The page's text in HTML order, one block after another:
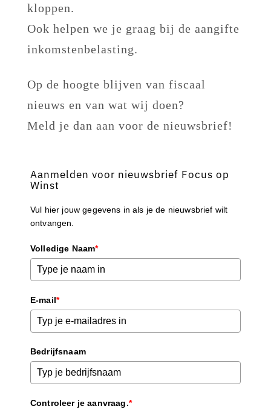
kloppen.
Ook helpen we je graag bij de aangifte
inkomstenbelasting.
Op de hoogte blijven van fiscaal
nieuws en van wat wij doen?
Meld je dan aan voor de nieuwsbrief!
Aanmelden voor nieuwsbrief Focus op
Winst
Vul hier jouw gegevens in als je de nieuwsbrief wilt
ontvangen.
Volledige Naam*
E-mail*
Bedrijfsnaam
Controleer je aanvraag.*